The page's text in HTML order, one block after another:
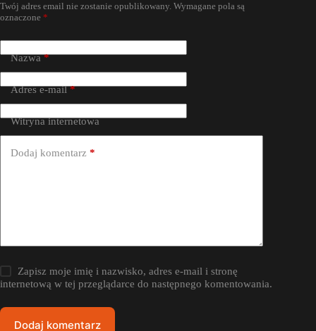
Twój adres email nie zostanie opublikowany. Wymagane pola są
oznaczone *
Nazwa*
Adres e-mail*
Witryna internetowa
Dodaj komentarz *
Zapisz moje imię i nazwisko, adres e-mail i stronę
internetową w tej przeglądarce do następnego komentowania.
Dodaj komentarz